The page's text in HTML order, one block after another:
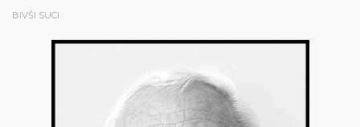
BIVŠI SUCI